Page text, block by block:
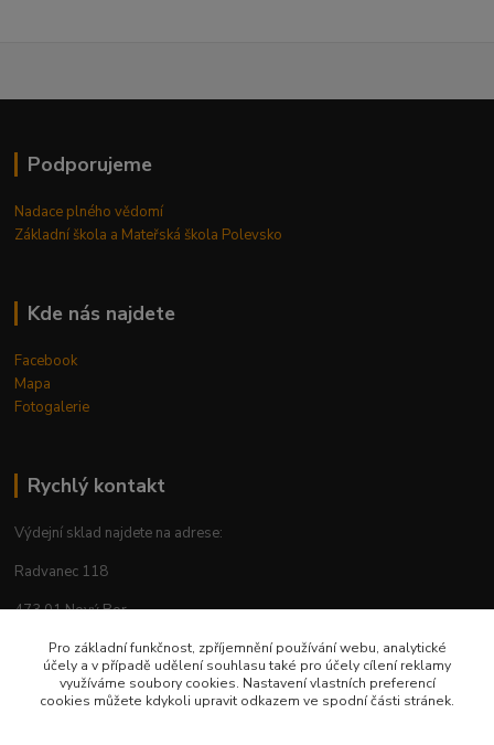
Podporujeme
Nadace plného vědomí
Základní škola a Mateřská škola Polevsko
Kde nás najdete
Facebook
Mapa
Fotogalerie
Rychlý kontakt
Výdejní sklad najdete na adrese:
Radvanec 118
473 01 Nový Bor
tel: +420 605 283 713
Pro základní funkčnost, zpříjemnění používání webu, analytické
účely a v případě udělení souhlasu také pro účely cílení reklamy
využíváme soubory cookies. Nastavení vlastních preferencí
cookies můžete kdykoli upravit odkazem ve spodní části stránek.